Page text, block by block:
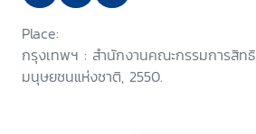
Place:
กรุงเทพฯ : สำนักงานคณะกรรมการสิทธิ
มนุษยชนแห่งชาติ, 2550.